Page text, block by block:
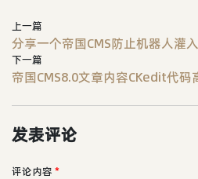
上一篇
分享一个帝国CMS防止机器人灌
下一篇
帝国CMS8.0文章内容CKedit代码
发表评论
评论内容 *